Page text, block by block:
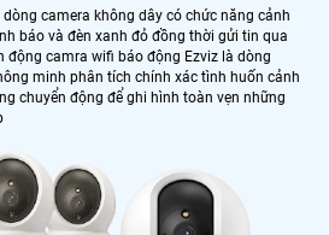
camera không dây có chức năng cảnh
báo và đèn xanh đỏ đồng thời gửi tin qua
động camra wifi báo động Ezviz là dòng
minh phân tích chính xác tình huốn cảnh
chuyển động để ghi hình toàn vẹn những